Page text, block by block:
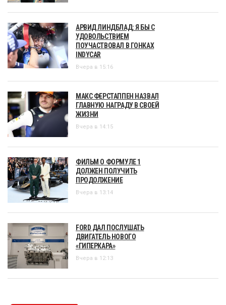
АРВИД ЛИНДБЛАД: Я БЫ С
УДОВОЛЬСТВИЕМ
ПОУЧАСТВОВАЛ В ГОНКАХ
INDYCAR
Вчера в 15:16
МАКС ФЕРСТАППЕН НАЗВАЛ
ГЛАВНУЮ НАГРАДУ В СВОЕЙ
ЖИЗНИ
Вчера в 14:15
ФИЛЬМ О ФОРМУЛЕ 1
ДОЛЖЕН ПОЛУЧИТЬ
ПРОДОЛЖЕНИЕ
Вчера в 13:14
FORD ДАЛ ПОСЛУШАТЬ
ДВИГАТЕЛЬ НОВОГО
«ГИПЕРКАРА»
Вчера в 12:13